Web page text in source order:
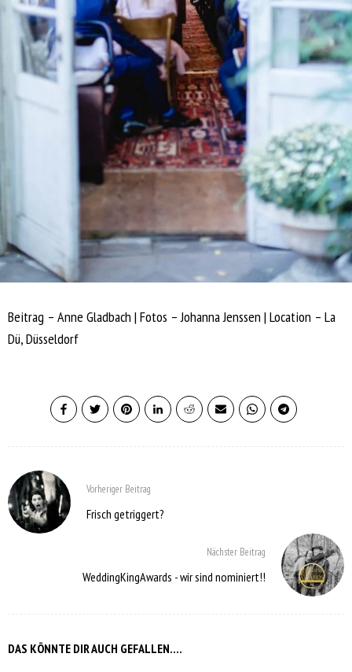
Beitrag – Anne Gladbach | Fotos – Johanna Jenssen | Location – La
Dü, Düsseldorf
Vorheriger Beitrag
Frisch getriggert?
Nächster Beitrag
WeddingKingAwards - wir sind nominiert!!
DAS KÖNNTE DIR AUCH GEFALLEN....